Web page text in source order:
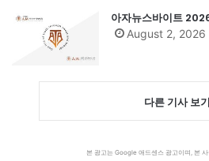
아자뉴스바이트
August 2, 2026
다른 기사 보기
본 광고는 Google 애드센스 광고이며, 본